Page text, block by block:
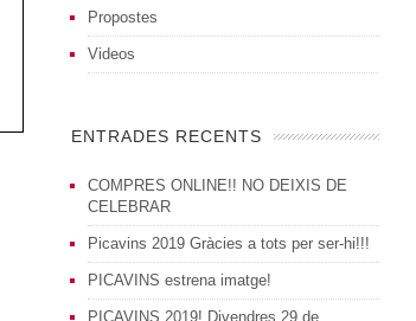
Propostes
Videos
ENTRADES RECENTS
COMPRES ONLINE!! NO DEIXIS DE
CELEBRAR
Picavins 2019 Gràcies a tots per ser-hi!!!
PICAVINS estrena imatge!
PICAVINS 2019! Divendres 29 de